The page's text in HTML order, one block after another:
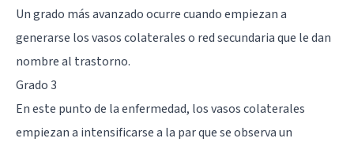
Un grado más avanzado ocurre cuando empiezan a
generarse los vasos colaterales o red secundaria que le dan
nombre al trastorno.
Grado 3
En este punto de la enfermedad, los vasos colaterales
empiezan a intensificarse a la par que se observa un